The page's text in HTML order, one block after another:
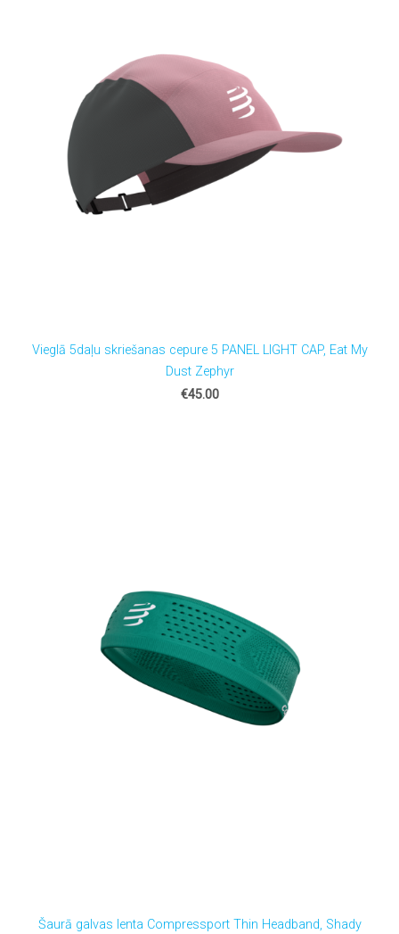
Vieglā 5daļu skriešanas cepure 5 PANEL LIGHT CAP, Eat My
Dust Zephyr
€45.00
Šaurā galvas lenta Compressport Thin Headband, Shady